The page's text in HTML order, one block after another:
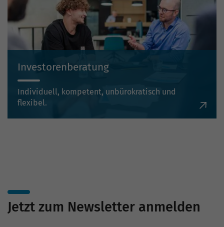
Investorenberatung
Individuell, kompetent, unbürokratisch und
flexibel.
Jetzt zum Newsletter anmelden